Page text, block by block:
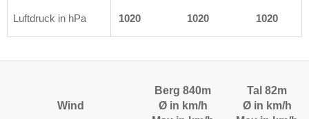
Luftdruck in hPa
1020 1020 1020 1020
Wind
Berg 840m
Ø in km/h
Tal 82m
Ø in km/h